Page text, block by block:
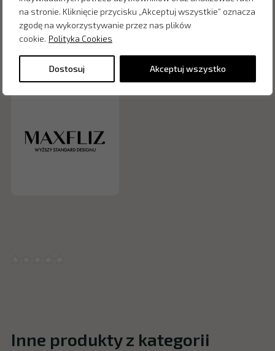
na stronie. Kliknięcie przycisku „Akceptuj wszystkie” oznacza
zgodę na wykorzystywanie przez nas plików
cookie. Polityka Cookies
Dostosuj Akceptuj wszystko
handlowej w rozumieniu Kodeksu Cywilnego.
Zapytaj o cenę w salonie:
Inne produkty z kategorii